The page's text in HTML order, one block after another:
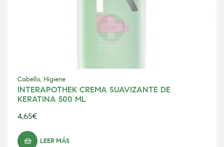
Cabello, Higiene
INTERAPOTHEK CREMA SUAVIZANTE DE
KERATINA 500 ML
4,65€
LEER MÁS